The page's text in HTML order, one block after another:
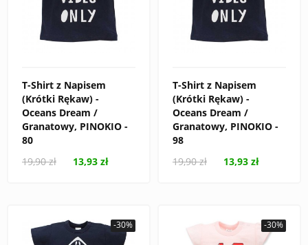
T-Shirt z Napisem
(Krótki Rękaw) -
Oceans Dream /
Granatowy, PINOKIO -
80
19,90 zł
13,93 zł
T-Shirt z Napisem
(Krótki Rękaw) -
Oceans Dream /
Granatowy, PINOKIO -
98
19,90 zł
13,93 zł
-30% -30%